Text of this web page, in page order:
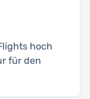
hoch
für den